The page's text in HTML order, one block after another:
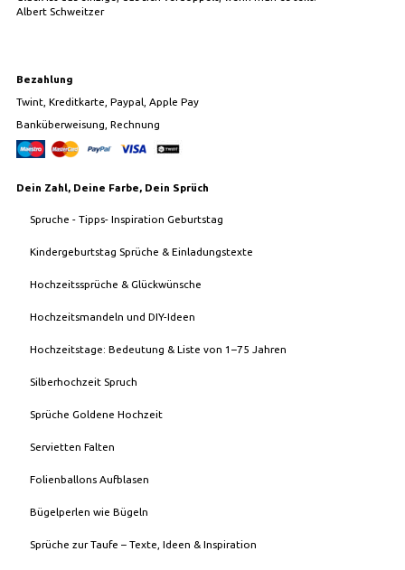
Albert Schweitzer
Bezahlung
Twint, Kreditkarte, Paypal, Apple Pay
Banküberweisung, Rechnung
Dein Zahl, Deine Farbe, Dein Sprüch
Spruche - Tipps- Inspiration Geburtstag
Kindergeburtstag Sprüche & Einladungstexte
Hochzeitssprüche & Glückwünsche
Hochzeitsmandeln und DIY-Ideen
Hochzeitstage: Bedeutung & Liste von 1–75 Jahren
Silberhochzeit Spruch
Sprüche Goldene Hochzeit
Servietten Falten
Folienballons Aufblasen
Bügelperlen wie Bügeln
Sprüche zur Taufe – Texte, Ideen & Inspiration